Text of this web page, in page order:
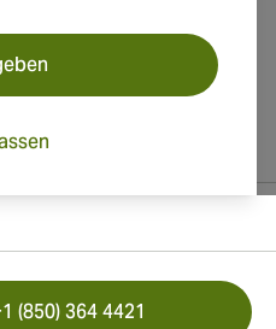
(850) 364 4421